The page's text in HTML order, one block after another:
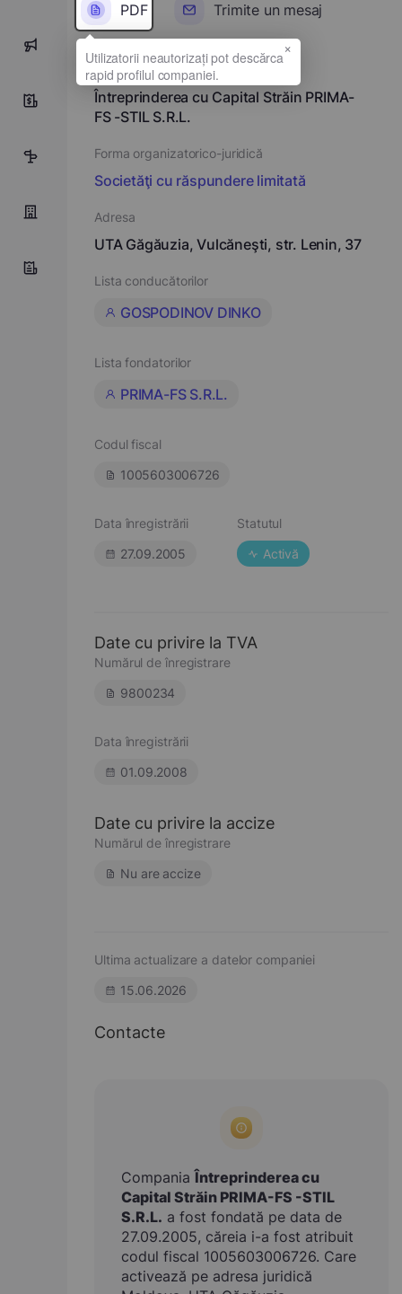
5
5
PDF Trimite un mesaj
Denumirea completă
Întreprinderea cu Capital Străin PRIMA-
FS -STIL S.R.L.
Forma organizatorico-juridică
Societăţi cu răspundere limitată
Adresa
UTA Găgăuzia, Vulcăneşti, str. Lenin, 37
Lista conducătorilor
GOSPODINOV DINKO
Lista fondatorilor
PRIMA-FS S.R.L.
Codul fiscal
1005603006726
Data înregistrării
27.09.2005
Statutul
Activă
Date cu privire la TVA
Numărul de înregistrare
9800234
Data înregistrării
01.09.2008
Date cu privire la accize
Numărul de înregistrare
Nu are accize
Ultima actualizare a datelor companiei
15.06.2026
Contacte
CompaniaÎntreprinderea cu
Capital Străin PRIMA-FS -STIL
S.R.L. a fost fondată pe data de
27.09.2005, căreia i-a fost atribuit
codul fiscal 1005603006726. Care
activează pe adresa juridică
×